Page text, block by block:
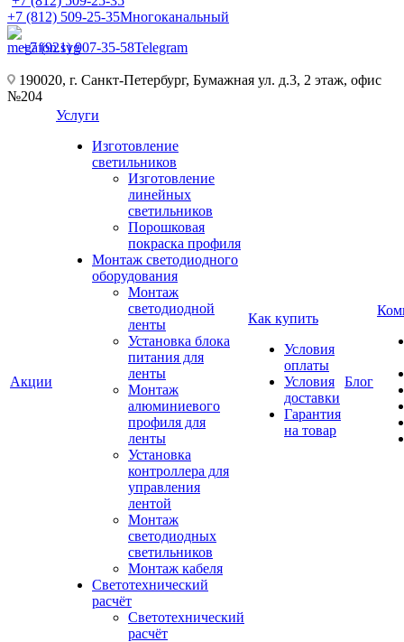
+7 (812) 509-25-35Многоканальный
+7 (921) 907-35-58Telegram
190020, г. Санкт-Петербург, Бумажная ул. д.3, 2 этаж, офис
№204
Акции
Услуги
Изготовление
светильников
Изготовление
линейных
светильников
Порошковая
покраска профиля
Монтаж светодиодного
оборудования
Монтаж
светодиодной
ленты
Установка блока
питания для
ленты
Монтаж
алюминиевого
профиля для
ленты
Установка
контроллера для
управления
лентой
Монтаж
светодиодных
светильников
Монтаж кабеля
Светотехнический
расчёт
Светотехнический
расчёт
Как купить
Условия
оплаты
Условия
доставки
Гарантия
на товар
Блог